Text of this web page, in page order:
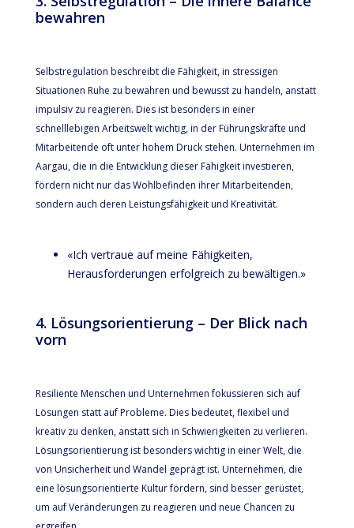
bewahren
Selbstregulation beschreibt die Fähigkeit, in stressigen
Situationen Ruhe zu bewahren und bewusst zu handeln, anstatt
impulsiv zu reagieren. Dies ist besonders in einer
schnelllebigen Arbeitswelt wichtig, in der Führungskräfte und
Mitarbeitende oft unter hohem Druck stehen. Unternehmen im
Aargau, die in die Entwicklung dieser Fähigkeit investieren,
fördern nicht nur das Wohlbefinden ihrer Mitarbeitenden,
sondern auch deren Leistungsfähigkeit und Kreativität.
«Ich vertraue auf meine Fähigkeiten,
Herausforderungen erfolgreich zu bewältigen.»
4. Lösungsorientierung – Der Blick nach
vorn
Resiliente Menschen und Unternehmen fokussieren sich auf
Lösungen statt auf Probleme. Dies bedeutet, flexibel und
kreativ zu denken, anstatt sich in Schwierigkeiten zu verlieren.
Lösungsorientierung ist besonders wichtig in einer Welt, die
von Unsicherheit und Wandel geprägt ist. Unternehmen, die
eine lösungsorientierte Kultur fördern, sind besser gerüstet,
um auf Veränderungen zu reagieren und neue Chancen zu